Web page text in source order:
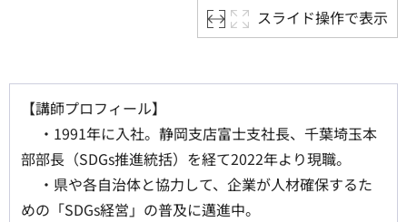
スライド操作で表示
【講師プロフィール】
・1991年に入社。静岡支店富士支社長、千葉埼玉本
部部長（SDGs推進統括）を経て2022年より現職。
・県や各自治体と協力して、企業が人材確保するた
めの「SDGs経営」の普及に邁進中。